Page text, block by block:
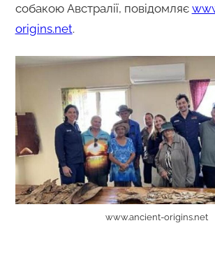
собакою Австралії, повідомляє
origins.net.
www.ancient-origins.net